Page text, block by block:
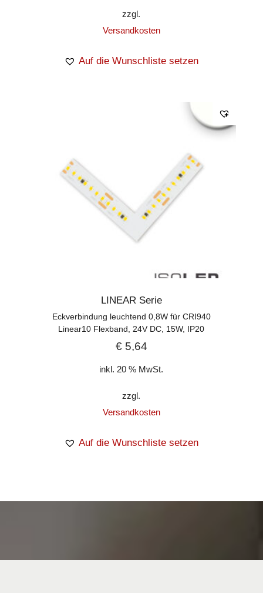
zzgl.
Versandkosten
Auf die Wunschliste setzen
LINEAR Serie
Eckverbindung leuchtend 0,8W für CRI940
Linear10 Flexband, 24V DC, 15W, IP20
€5,64
inkl. 20 % MwSt.
zzgl.
Versandkosten
Auf die Wunschliste setzen